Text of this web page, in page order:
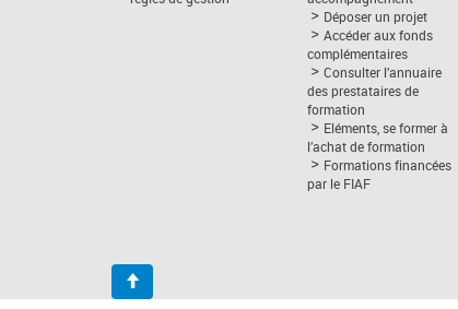
Déposer un projet
Accéder aux fonds
complémentaires
Consulter l’annuaire
des prestataires de
formation
Eléments, se former à
l’achat de formation
Formations financées
par le FIAF